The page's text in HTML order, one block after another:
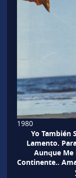
1980
Yo También
Lamento.
Aunque Me
Continente..